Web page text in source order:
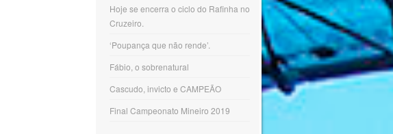
Hoje se encerra o ciclo do Rafinha no
Cruzeiro.
‘Poupança que não rende’.
Fábio, o sobrenatural
Cascudo, invicto e CAMPEÃO
Final Campeonato Mineiro 2019